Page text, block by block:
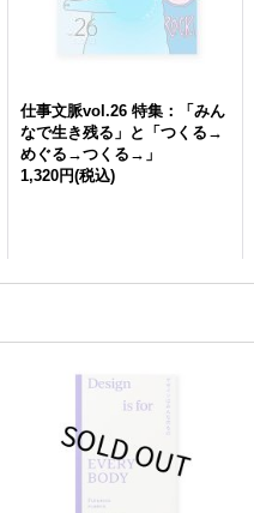
仕事文脈vol.26 特集：「みん
なで生き残る」と「つくる→
めぐる→つくる→」
1,320円(税込)